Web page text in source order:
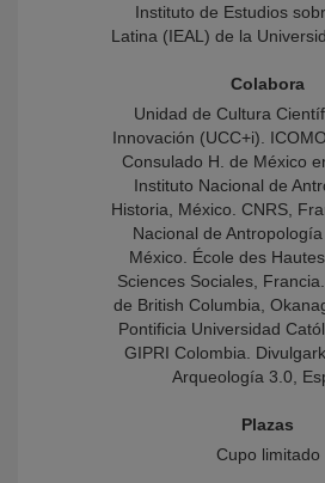
Instituto de Estudios
Latina (IEAL) de la
Colabora
Unidad de Cultura
Innovación (UCC+i).
Consulado H. de México
Instituto Nacional de
Historia, México. CNRS,
Nacional de Antropología
México. École des
Sciences Sociales,
de British Columbia,
Pontificia Universidad
GIPRI Colombia.
Arqueología 3.0,
Plazas
Cupo limitado